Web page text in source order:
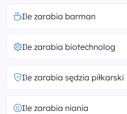
Ile zarabia barman
Ile zarabia biotechnolog
Ile zarabia sędzia piłkarski
Ile zarabia niania